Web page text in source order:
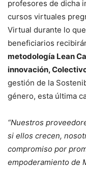
profesores de dicha
cursos virtuales
Virtual durante lo
beneficiarios
metodología Lean
innovación,
gestión de la
género, esta última
“Nuestros
si ellos crecen,
compromiso por
empoderamiento de